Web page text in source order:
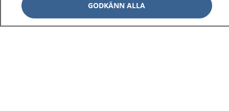
GODKÄNN ALLA